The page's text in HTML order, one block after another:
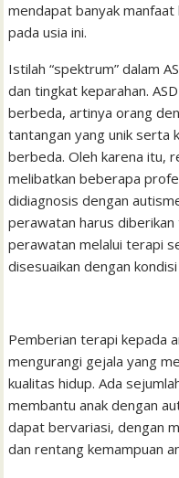
mendapat banyak
pada usia ini.
Istilah “spektrum” dalam
dan tingkat keparahan.
berbeda, artinya orang
tantangan yang unik serta
berbeda. Oleh karena itu,
melibatkan beberapa
didiagnosis dengan
perawatan harus
perawatan melalui terapi
disesuaikan dengan kondisi
Pemberian terapi kepada
mengurangi gejala yang
kualitas hidup. Ada
membantu anak dengan
dapat bervariasi, dengan
dan rentang kemampuan